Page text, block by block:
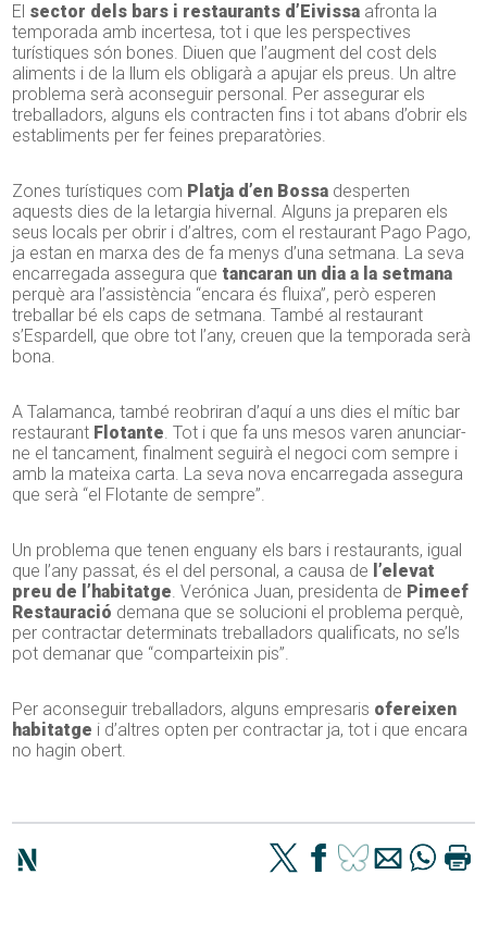
El sector dels bars i restaurants d’Eivissa afronta la
temporada amb incertesa, tot i que les perspectives
turístiques són bones. Diuen que l’augment del cost dels
aliments i de la llum els obligarà a apujar els preus. Un altre
problema serà aconseguir personal. Per assegurar els
treballadors, alguns els contracten fins i tot abans d’obrir els
establiments per fer feines preparatòries.
Zones turístiques com Platja d’en Bossa desperten
aquests dies de la letargia hivernal. Alguns ja preparen els
seus locals per obrir i d’altres, com el restaurant Pago Pago,
ja estan en marxa des de fa menys d’una setmana. La seva
encarregada assegura que tancaran un dia a la setmana
perquè ara l’assistència “encara és fluixa”, però esperen
treballar bé els caps de setmana. També al restaurant
s’Espardell, que obre tot l’any, creuen que la temporada serà
bona.
A Talamanca, també reobriran d’aquí a uns dies el mític bar
restaurant Flotante. Tot i que fa uns mesos varen anunciar-
ne el tancament, finalment seguirà el negoci com sempre i
amb la mateixa carta. La seva nova encarregada assegura
que serà “el Flotante de sempre”.
Un problema que tenen enguany els bars i restaurants, igual
que l’any passat, és el del personal, a causa de l’elevat
preu de l’habitatge. Verónica Juan, presidenta de Pimeef
Restauració demana que se solucioni el problema perquè,
per contractar determinats treballadors qualificats, no se’ls
pot demanar que “comparteixin pis”.
Per aconseguir treballadors, alguns empresaris ofereixen
habitatge i d’altres opten per contractar ja, tot i que encara
no hagin obert.